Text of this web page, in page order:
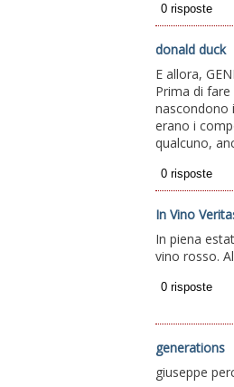
donald duck
E allora,
Prima di
nascondono
erano i
qualcuno,
In Vino
In piena
vino rosso.
generations
giuseppe